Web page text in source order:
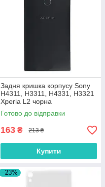
Задня кришка корпусу Sony
H4311, H3311, H4331, H3321
Xperia L2 чорна
Готово до відправки
163 ₴ 213 ₴
Купити
–23%